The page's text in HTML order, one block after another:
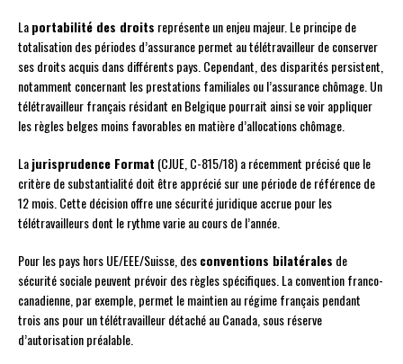
Laportabilité des droits représente un enjeu majeur. Le principe de
totalisation des périodes d’assurance permet au télétravailleur de conserver
ses droits acquis dans différents pays. Cependant, des disparités persistent,
notamment concernant les prestations familiales ou l’assurance chômage. Un
télétravailleur français résidant en Belgique pourrait ainsi se voir appliquer
les règles belges moins favorables en matière d’allocations chômage.
Lajurisprudence Format (CJUE, C-815/18) a récemment précisé que le
critère de substantialité doit être apprécié sur une période de référence de
12 mois. Cette décision offre une sécurité juridique accrue pour les
télétravailleurs dont le rythme varie au cours de l’année.
Pour les pays hors UE/EEE/Suisse, desconventions bilatérales de
sécurité sociale peuvent prévoir des règles spécifiques. La convention franco-
canadienne, par exemple, permet le maintien au régime français pendant
trois ans pour un télétravailleur détaché au Canada, sous réserve
d’autorisation préalable.